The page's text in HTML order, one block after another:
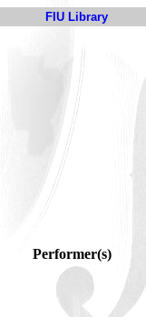
FIU Library
Performer(s)